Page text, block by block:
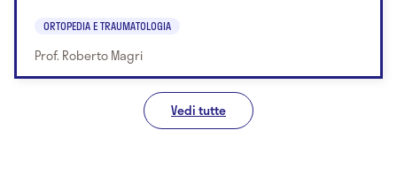
ORTOPEDIA E TRAUMATOLOGIA
Prof. Roberto Magri
Vedi tutte